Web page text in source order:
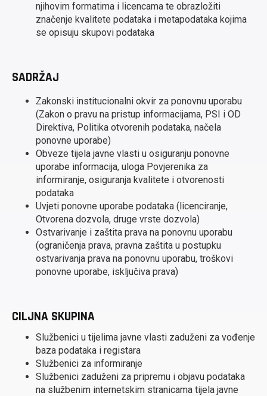
njihovim formatima i licencama te obrazložiti
značenje kvalitete podataka i metapodataka kojima
se opisuju skupovi podataka
SADRŽAJ
Zakonski institucionalni okvir za ponovnu uporabu
(Zakon o pravu na pristup informacijama, PSI i OD
Direktiva, Politika otvorenih podataka, načela
ponovne uporabe)
Obveze tijela javne vlasti u osiguranju ponovne
uporabe informacija, uloga Povjerenika za
informiranje, osiguranja kvalitete i otvorenosti
podataka
Uvjeti ponovne uporabe podataka (licenciranje,
Otvorena dozvola, druge vrste dozvola)
Ostvarivanje i zaštita prava na ponovnu uporabu
(ograničenja prava, pravna zaštita u postupku
ostvarivanja prava na ponovnu uporabu, troškovi
ponovne uporabe, isključiva prava)
CILJNA SKUPINA
Službenici u tijelima javne vlasti zaduženi za vođenje
baza podataka i registara
Službenici za informiranje
Službenici zaduženi za pripremu i objavu podataka
na službenim internetskim stranicama tijela javne